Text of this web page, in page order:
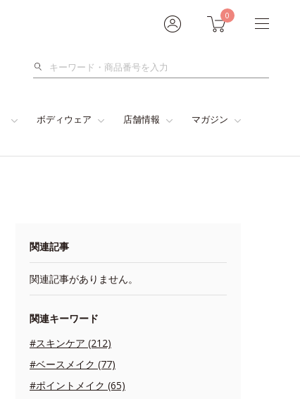
0
検
ボディウェア 店舗情報 マガジン
関連記事
関連記事がありません。
関連キーワード
#スキンケア (212)
#ベースメイク (77)
#ポイントメイク (65)